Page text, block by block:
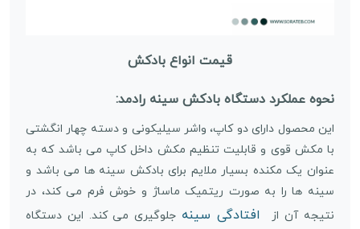
قیمت انواع بادکش
نحوه عملکرد دستگاه بادکش سینه رادمد:
این محصول دارای دو کاپ، واشر سیلیکونی و دسته چهار انگشتی
با مکش قوی و قابلیت تنظیم مکش داخل کاپ می باشد که به
عنوان یک مکنده بسیار ملایم برای بادکش سینه ها می باشد و
سینه ها را به صورت ریتمیک ماساژ و خوش فرم می کند، در
نتیجه آن از
افتادگی سینه جلوگیری می کند. این دستگاه